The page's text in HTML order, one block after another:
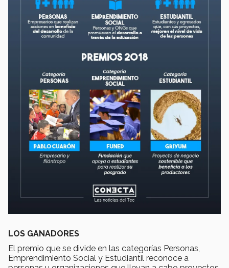
LOS GANADORES
El premio que se divide en las categorías Personas,
Emprendimiento Social y Estudiantil reconoce a